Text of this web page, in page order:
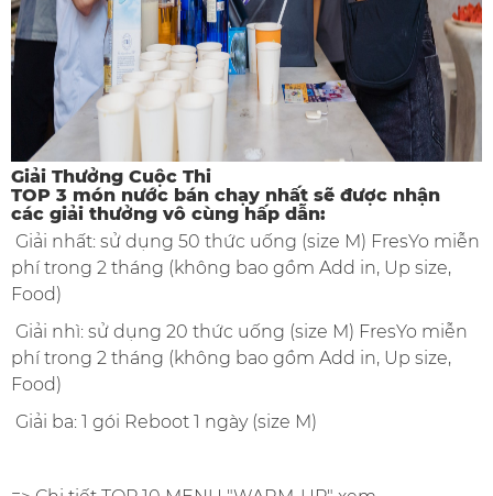
Giải Thưởng Cuộc Thi
TOP 3 món nước bán chạy nhất sẽ được nhận
các giải thưởng vô cùng hấp dẫn:
Giải nhất: sử dụng 50 thức uống (size M) FresYo miễn
phí trong 2 tháng (không bao gồm Add in, Up size,
Food)
Giải nhì: sử dụng 20 thức uống (size M) FresYo miễn
phí trong 2 tháng (không bao gồm Add in, Up size,
Food)
Giải ba: 1 gói Reboot 1 ngày (size M)